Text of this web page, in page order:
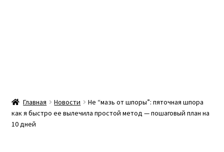
Компания
Главная Новости
Не “мазь от шпоры”: пяточная шпора
как я быстро ее вылечила простой метод — пошаговый план на
10 дней